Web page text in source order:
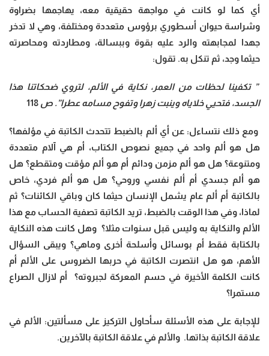
أي كما لو كانت في مواجهة حقيقية معه، يهاجمها بضراوة
وشراسة حيوان أسطوري برؤوس متعددة ومختلفة، وهي لا تدخر
جهدا لمجابهته والرد عليه بقوة وببسالة، ومطاردته ومحاصرته
حيثما وجد، ثم تنكل به. تقول:
” تكفينا لحظات من العمر، نكاية في الألم، لتروي ضحكاتنا هذا
الجسد، فتحيي خلاياه وينبت زهرا وتفوح مسامه عطرا”. ص 118
ومع ذلك نتساءل: عن أي ألم بالضبط تتحدث الكاتبة في مؤلفها؟
هل هو ألم واحد في جميع نصوص الكتاب، أم هي آلام متعددة
ومتنوعة؟ هل هو ألم مزمن ودائم أم هو ألم مؤقت ومتقطع؟ هل
هو ألم جسدي أم ألم نفسي وروحي؟ هل هو ألم فردي، خاص
بالكاتبة أم ألم عام يشمل الإنسان حيثما كان وباقي الكائنات؟ ثم
لماذا، وفي هذا الوقت بالضبط، تريد الكاتبة تصفية الحساب مع هذا
الألم والنكاية به وليس قبل سنوات مثلا؟ وهل كانت هذه النكاية
بالكتابة فقط أم بوسائل وأسلحة أخرى وماهي؟ ويبقى السؤال
الأهم، هو هل انتصرت الكاتبة في حربها الضروس على الألم أم
كانت الكلمة الأخيرة في حسم المعركة لجبروته؟ أم لازال الصراع
مستمرا؟
للإجابة على هذه الأسئلة سأحاول التركيز على مسألتين: الألم في
علاقة الكاتبة بذاتها. والألم في علاقة الكاتبة بالآخرين.